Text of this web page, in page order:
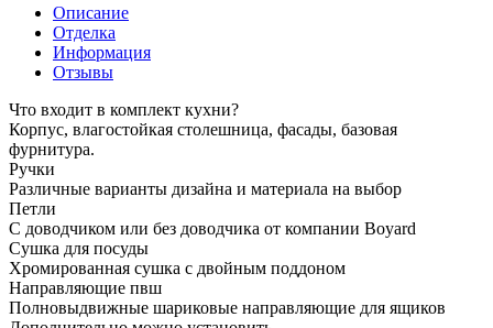
Описание
Отделка
Информация
Отзывы
Что входит в комплект кухни?
Корпус, влагостойкая столешница, фасады, базовая
фурнитура.
Ручки
Различные варианты дизайна и материала на выбор
Петли
С доводчиком или без доводчика от компании Boyard
Сушка для посуды
Хромированная сушка с двойным поддоном
Направляющие пвш
Полновыдвижные шариковые направляющие для ящиков